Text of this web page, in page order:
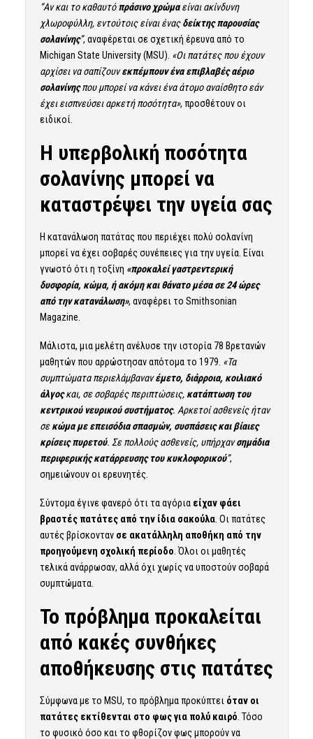
“Αν και το καθαυτόπράσινο χρώμαείναι ακίνδυνη
χλωροφύλλη, εντούτοις είναι έναςδείκτης παρουσίας
σολανίνης”, αναφέρεται σε σχετική έρευνα από το
Michigan State University (MSU). «Οι πατάτες που έχουν
αρχίσει να σαπίζουνεκπέμπουν ένα επιβλαβές αέριο
σολανίνηςπου μπορεί να κάνει ένα άτομο αναίσθητο εάν
έχει εισπνεύσει αρκετή ποσότητα», προσθέτουν οι
ειδικοί.
Η υπερβολική ποσότητα
σολανίνης μπορεί να
καταστρέψει την υγεία σας
Η κατανάλωση πατάτας που περιέχει πολύ σολανίνη
μπορεί να έχει σοβαρές συνέπειες για την υγεία. Είναι
γνωστό ότι η τοξίνη «προκαλεί γαστρεντερική
δυσφορία, κώμα, ή ακόμη και θάνατο μέσα σε 24 ώρες
από την κατανάλωση», αναφέρει το Smithsonian
Magazine.
Μάλιστα, μιαμελέτη ανέλυσε την ιστορία 78 Βρετανών
μαθητών που αρρώστησαν απότομα το 1979. «Τα
συμπτώματα περιελάμβανανέμετο, διάρροια, κοιλιακό
άλγοςκαι, σε σοβαρές περιπτώσεις, κατάπτωση του
κεντρικού νευρικού συστήματος. Αρκετοί ασθενείς ήταν
σεκώμα με επεισόδια σπασμών, συσπάσεις και βίαιες
κρίσεις πυρετού. Σε πολλούς ασθενείς, υπήρχανσημάδια
περιφερικής κατάρρευσης του κυκλοφορικού”,
σημειώνουν οι ερευνητές.
Σύντομα έγινε φανερό ότι τα αγόρια είχαν φάει
βραστές πατάτες από την ίδια σακούλα. Οι πατάτες
αυτές βρίσκονταν σε ακατάλληλη αποθήκη από την
προηγούμενη σχολική περίοδο . Όλοι οι μαθητές
τελικά ανάρρωσαν, αλλά όχι χωρίς να υποστούν σοβαρά
συμπτώματα.
Το πρόβλημα προκαλείται
από κακές συνθήκες
αποθήκευσης στις πατάτες
Σύμφωνα με το MSU, το πρόβλημα προκύπτει όταν οι
πατάτες εκτίθενται στο φως για πολύ καιρό . Τόσο
το φυσικό όσο και το φθορίζον φως μπορούν να